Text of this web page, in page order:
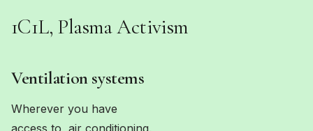
1C1L, Plasma Activism
Ventilation systems
Wherever you have